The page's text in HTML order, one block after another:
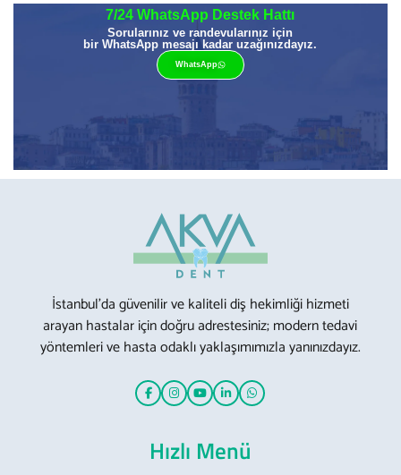
7/24 WhatsApp Destek Hattı
Sorularınız ve randevularınız için
bir WhatsApp mesajı kadar uzağınızdayız.
WhatsApp
İstanbul’da güvenilir ve kaliteli diş hekimliği hizmeti
arayan hastalar için doğru adrestesiniz; modern tedavi
yöntemleri ve hasta odaklı yaklaşımımızla yanınızdayız.
Hızlı Menü